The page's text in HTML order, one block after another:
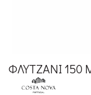
ΦΛΥΤΖΑΝΙ 150